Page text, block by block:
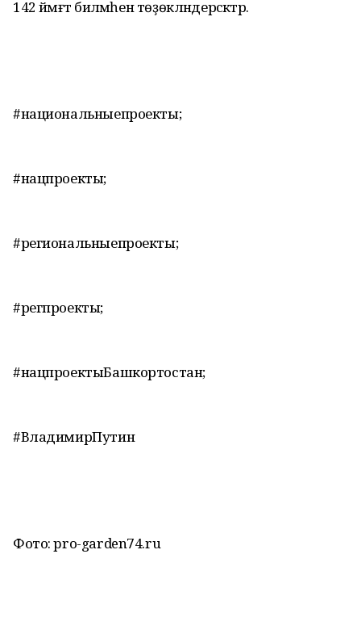
142 йәмәғәт биләмәһен төҙөкләндерәсәктәр.
#национальныепроекты;
#нацпроекты;
#региональныепроекты;
#регпроекты;
#нацпроектыБашкортостан;
#ВладимирПутин
Фото: pro-garden74.ru